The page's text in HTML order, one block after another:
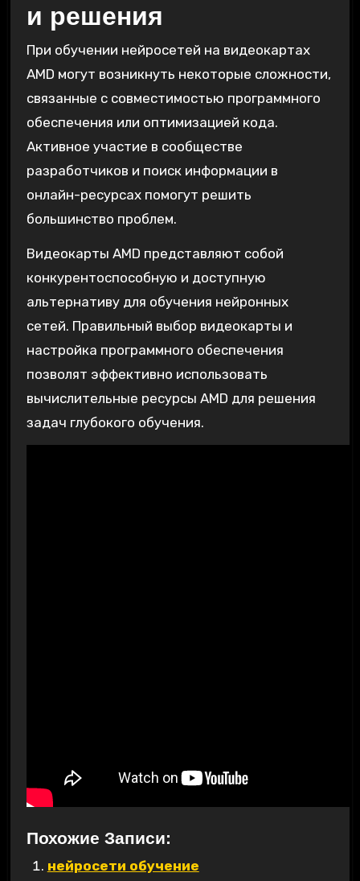
и решения
При обучении нейросетей на видеокартах
AMD могут возникнуть некоторые сложности,
связанные с совместимостью программного
обеспечения или оптимизацией кода.
Активное участие в сообществе
разработчиков и поиск информации в
онлайн-ресурсах помогут решить
большинство проблем.
Видеокарты AMD представляют собой
конкурентоспособную и доступную
альтернативу для обучения нейронных
сетей. Правильный выбор видеокарты и
настройка программного обеспечения
позволят эффективно использовать
вычислительные ресурсы AMD для решения
задач глубокого обучения.
Похожие Записи:
нейросети обучение